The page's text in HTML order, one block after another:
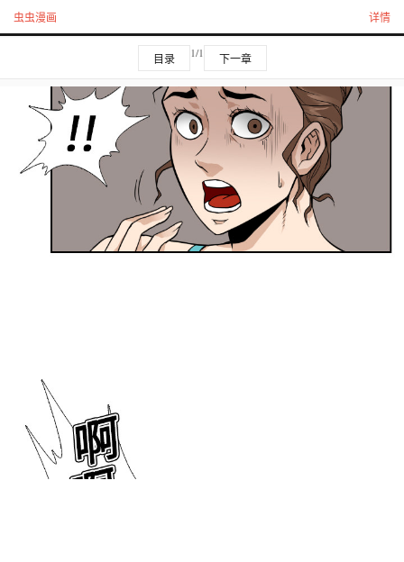
虫虫漫画 详情
目录 1/1 下一章